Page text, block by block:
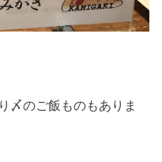
〆のご飯ものもありま